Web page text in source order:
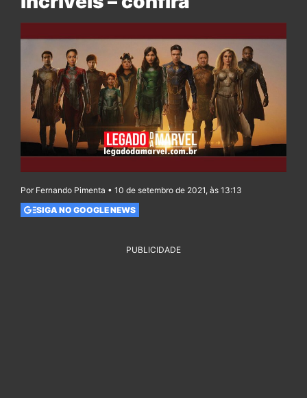
Por Fernando Pimenta • 10 de setembro de 2021, às 13:13
SIGA NO GOOGLE NEWS
PUBLICIDADE